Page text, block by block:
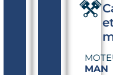
MAN